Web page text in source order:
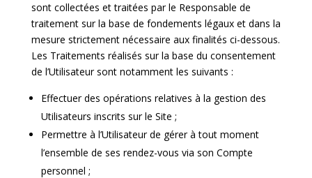
sont collectées et traitées par le Responsable de
traitement sur la base de fondements légaux et dans la
mesure strictement nécessaire aux finalités ci-dessous.
Les Traitements réalisés sur la base du consentement
de l’Utilisateur sont notamment les suivants :
Effectuer des opérations relatives à la gestion des
Utilisateurs inscrits sur le Site ;
Permettre à l’Utilisateur de gérer à tout moment
l’ensemble de ses rendez-vous via son Compte
personnel ;